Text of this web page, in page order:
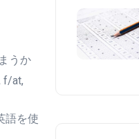
うか
f/at,
語を使